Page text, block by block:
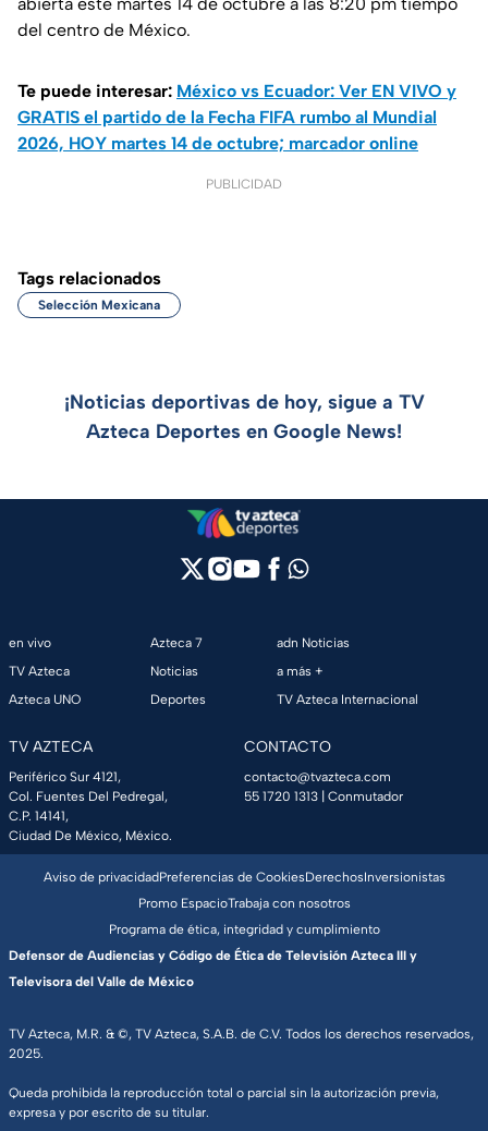
abierta este martes 14 de octubre a las 8:20 pm tiempo
del centro de México.
Te puede interesar: México vs Ecuador: Ver EN VIVO y
GRATIS el partido de la Fecha FIFA rumbo al Mundial
2026, HOY martes 14 de octubre; marcador online
PUBLICIDAD
Tags relacionados
Selección Mexicana
¡Noticias deportivas de hoy, sigue a TV
Azteca Deportes en Google News!
en vivo
TV Azteca
Azteca UNO
Azteca 7
Noticias
Deportes
adn Noticias
a más +
TV Azteca Internacional
TV AZTECA
Periférico Sur 4121,
Col. Fuentes Del Pedregal,
C.P. 14141,
Ciudad De México, México.
CONTACTO
contacto@tvazteca.com
55 1720 1313 | Conmutador
TV Azteca, M.R. & ©, TV Azteca, S.A.B. de C.V. Todos los derechos reservados,
2025.
Queda prohibida la reproducción total o parcial sin la autorización previa,
expresa y por escrito de su titular.
Aviso de privacidadPreferencias de CookiesDerechosInversionistas
Promo EspacioTrabaja con nosotros
Programa de ética, integridad y cumplimiento
Defensor de Audiencias y Código de Ética de Televisión Azteca III y
Televisora del Valle de México